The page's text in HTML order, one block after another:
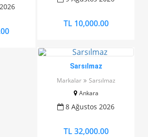
TL 10,000.00
Sarsılmaz
Markalar
Sarsılmaz
Ankara
8 Ağustos 2026
TL 32,000.00